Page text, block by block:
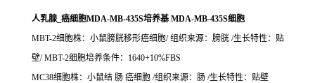
人乳腺_癌细胞MDA-MB-435S培养基 MDA-MB-435S细胞
MBT-2细胞株：小鼠膀胱移形癌细胞/ 组织来源：膀胱 /生长特性：贴
壁/ MBT-2细胞培养条件：1640+10%FBS
MC38细胞株：小鼠结 肠 癌细胞 /组织来源：肠 /生长特性：贴壁